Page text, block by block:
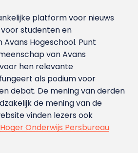
platform voor nieuws
studenten en
Hoge­school. Punt
van Avans
hen relevante
als podium voor
debat. De mening van derden
de mening van de
vinden lezers ook
Hoger Onderwijs Persbureau